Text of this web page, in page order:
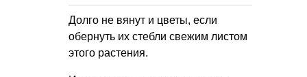
Долго не вянут и цветы, если
обернуть их стебли свежим листом
этого растения.